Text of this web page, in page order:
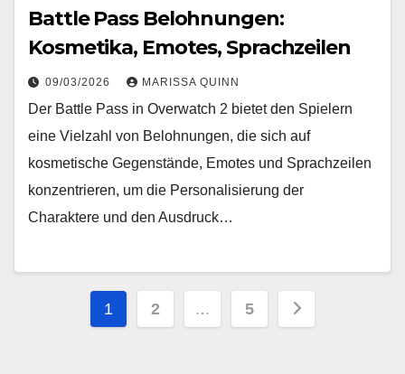
Battle Pass Belohnungen:
Kosmetika, Emotes, Sprachzeilen
09/03/2026 MARISSA QUINN
Der Battle Pass in Overwatch 2 bietet den Spielern
eine Vielzahl von Belohnungen, die sich auf
kosmetische Gegenstände, Emotes und Sprachzeilen
konzentrieren, um die Personalisierung der
Charaktere und den Ausdruck…
Posts
1 2 … 5